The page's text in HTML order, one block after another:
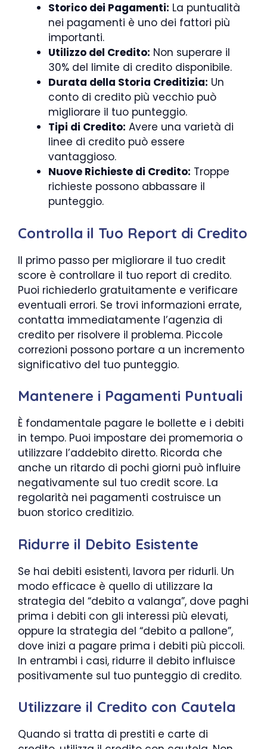
Storico dei Pagamenti: La puntualità
nei pagamenti è uno dei fattori più
importanti.
Utilizzo del Credito: Non superare il
30% del limite di credito disponibile.
Durata della Storia Creditizia: Un
conto di credito più vecchio può
migliorare il tuo punteggio.
Tipi di Credito: Avere una varietà di
linee di credito può essere
vantaggioso.
Nuove Richieste di Credito: Troppe
richieste possono abbassare il
punteggio.
Controlla il Tuo Report di Credito
Il primo passo per migliorare il tuo credit
score è controllare il tuo report di credito.
Puoi richiederlo gratuitamente e verificare
eventuali errori. Se trovi informazioni errate,
contatta immediatamente l’agenzia di
credito per risolvere il problema. Piccole
correzioni possono portare a un incremento
significativo del tuo punteggio.
Mantenere i Pagamenti Puntuali
È fondamentale pagare le bollette e i debiti
in tempo. Puoi impostare dei promemoria o
utilizzare l’addebito diretto. Ricorda che
anche un ritardo di pochi giorni può influire
negativamente sul tuo credit score. La
regolarità nei pagamenti costruisce un
buon storico creditizio.
Ridurre il Debito Esistente
Se hai debiti esistenti, lavora per ridurli. Un
modo efficace è quello di utilizzare la
strategia del “debito a valanga”, dove paghi
prima i debiti con gli interessi più elevati,
oppure la strategia del “debito a pallone”,
dove inizi a pagare prima i debiti più piccoli.
In entrambi i casi, ridurre il debito influisce
positivamente sul tuo punteggio di credito.
Utilizzare il Credito con Cautela
Quando si tratta di prestiti e carte di